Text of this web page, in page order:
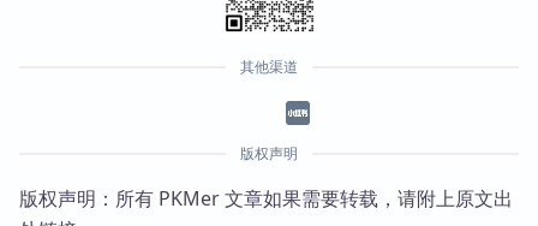
其他渠道
版权声明
版权声明：所有 PKMer 文章如果需要转载，请附上原文出